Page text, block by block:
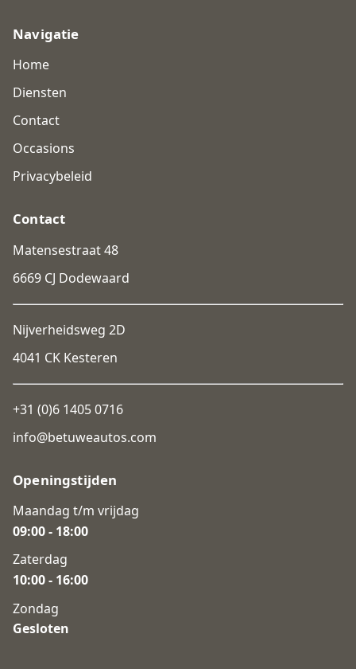
Navigatie
Home
Diensten
Contact
Occasions
Privacybeleid
Contact
Matensestraat 48
6669 CJ Dodewaard
Nijverheidsweg 2D
4041 CK Kesteren
+31 (0)6 1405 0716
info@betuweautos.com
Openingstijden
Maandag t/m vrijdag
09:00 - 18:00
Zaterdag
10:00 - 16:00
Zondag
Gesloten